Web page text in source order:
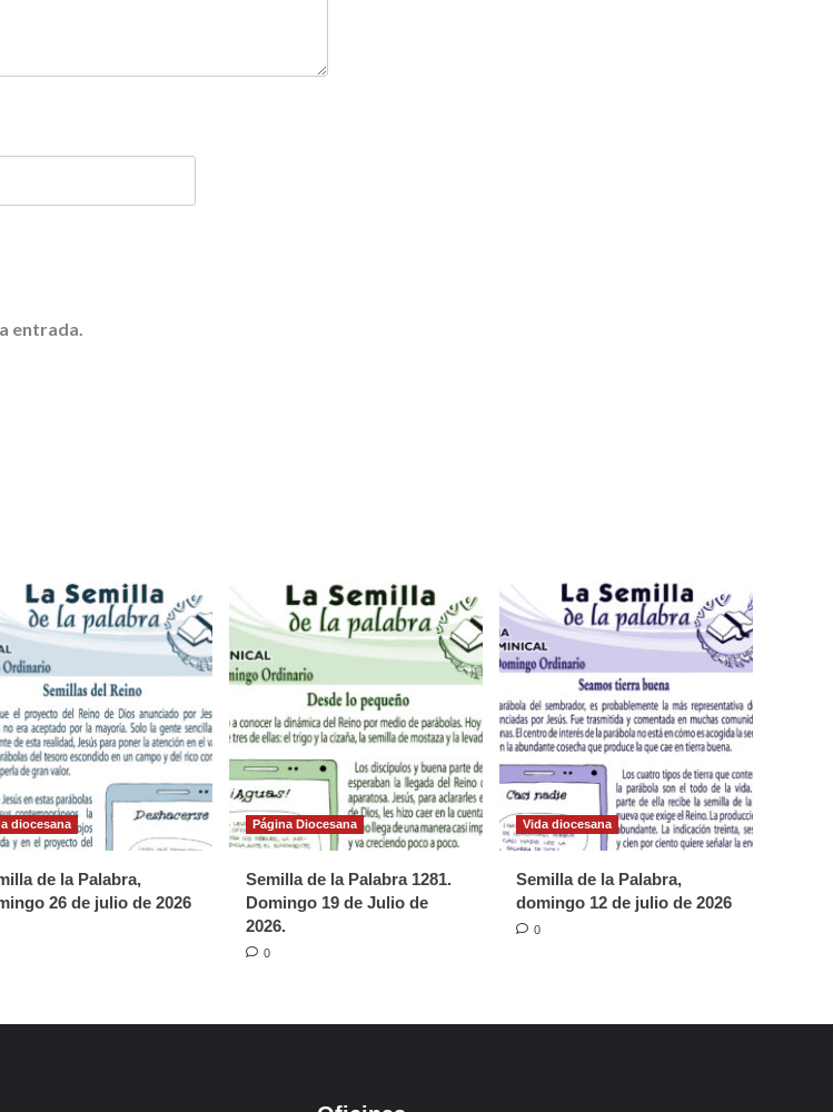
entrada.
diocesana
de la Palabra,
26 de julio de 2026
Página Diocesana
Semilla de la Palabra 1281.
Domingo 19 de Julio de
2026.
0
Vida diocesana
Semilla de la Palabra,
domingo 12 de julio de 2026
0